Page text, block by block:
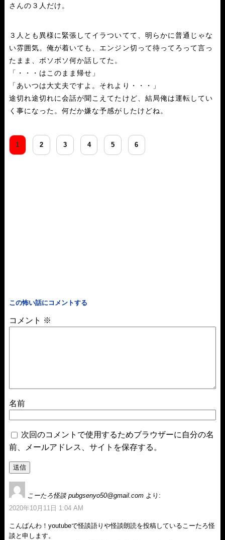
さんの３人だけ。
３人とも異様に緊張してイラついてて、明らかに普通じゃな
い雰囲気。俺が着いても、エンジン切って待ってろって言っ
たまま、ボソボソ何か話してた。
「・・・はこのまま帰せ」
「あいつは大丈夫ですよ。それより・・・」
途切れ途切れに会話が聞こえてたけど、結局俺は運転してい
く事になった。何だか嫌な予感がしたけどね。
1 2 3 4 5 6
この怖い話にコメントする
コメント ※
名前
次回のコメントで使用するためブラウザーに自分の名
前、メールアドレス、サイトを保存する。
こーたろ怪談 pubgsenyo50@gmail.com より:
2020年10月11日 1:04 AM
こんばんわ！youtubeで怪談語りや怪談朗読を投稿しているこーたろ怪
談と申します。